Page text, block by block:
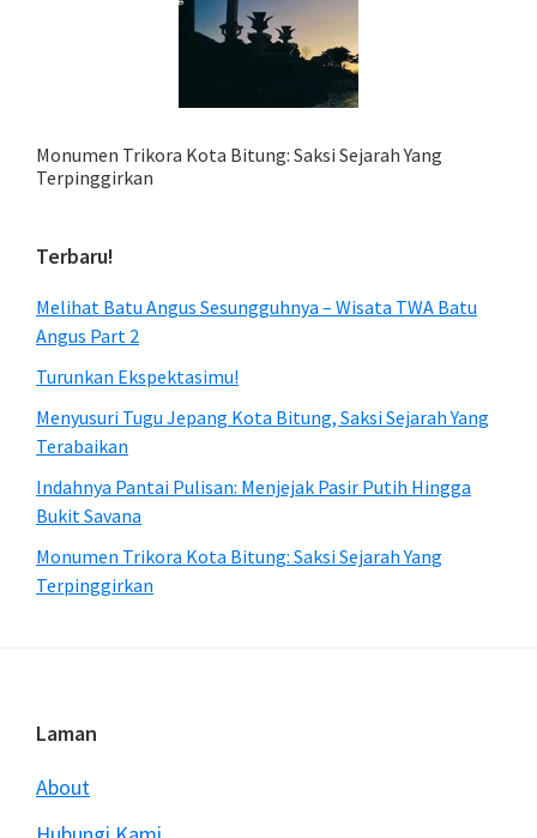
Monumen Trikora Kota Bitung: Saksi Sejarah Yang
Terpinggirkan
Terbaru!
Melihat Batu Angus Sesungguhnya – Wisata TWA Batu
Angus Part 2
Turunkan Ekspektasimu!
Menyusuri Tugu Jepang Kota Bitung, Saksi Sejarah Yang
Terabaikan
Indahnya Pantai Pulisan: Menjejak Pasir Putih Hingga
Bukit Savana
Monumen Trikora Kota Bitung: Saksi Sejarah Yang
Terpinggirkan
Footer
Laman
About